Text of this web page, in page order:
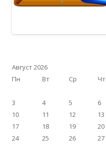
Август 2026
Пн
Вт Ср Чт
3
4 5 6
10
11 12 13
17
18 19 20
24
25 26 27